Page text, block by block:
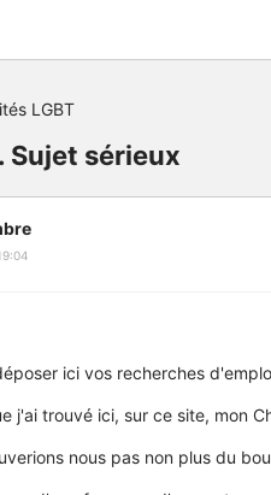
LGBT
Sujet sérieux
ici vos recherches
j'ai trouvé ici, sur ce site, mon
nous pas non plus du